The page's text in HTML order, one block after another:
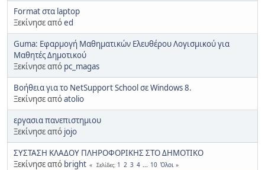
Format στα laptop
Ξεκίνησε απόed
Guma: Εφαρμογή Μαθηματικών Ελευθέρου Λογισμικού για
Μαθητές Δημοτικού
Ξεκίνησε από pc_magas
Βοήθεια για το NetSupport School σε Windows 8.
Ξεκίνησε απόatolio
εργασια πανεπιστημιου
Ξεκίνησε από jojo
ΣΥΣΤΑΣΗ ΚΛΑΔΟΥ ΠΛΗΡΟΦΟΡΙΚΗΣ ΣΤΟ ΔΗΜΟΤΙΚΟ
Ξεκίνησε από bright Σελίδες 1 2 3 4 ... 10 Όλοι